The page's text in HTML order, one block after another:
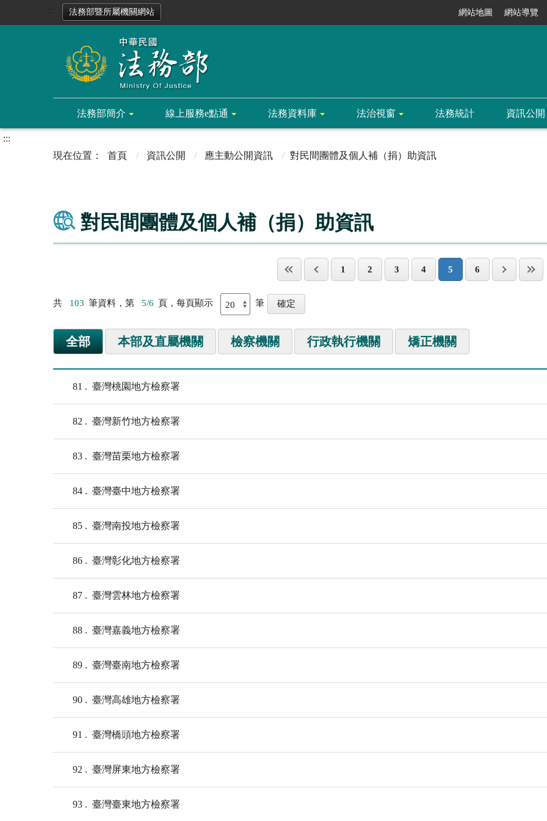
法務部暨所屬機關網站 網站地圖 網站導覽
法務部簡介 線上服務e點通 法務資料庫 法治視窗 法務統計 資訊公開
:::
首頁
資訊公開 應主動公開資訊 對民間團體及個人補（捐）助資訊
對民間團體及個人補（捐）助資訊
1 2 3 4 5 6
共 103 筆資料，第 5/6 頁，每頁顯示 筆
全部 本部及直屬機關 檢察機關 行政執行機關 矯正機關
81 臺灣桃園地方檢察署
82 臺灣新竹地方檢察署
83 臺灣苗栗地方檢察署
84 臺灣臺中地方檢察署
85 臺灣南投地方檢察署
86 臺灣彰化地方檢察署
87 臺灣雲林地方檢察署
88 臺灣嘉義地方檢察署
89 臺灣臺南地方檢察署
90 臺灣高雄地方檢察署
91 臺灣橋頭地方檢察署
92 臺灣屏東地方檢察署
93 臺灣臺東地方檢察署